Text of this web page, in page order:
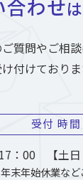
合わせ
質問やご相
付けており
受付 時間
17：00 【土
末年始休業など